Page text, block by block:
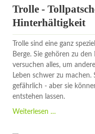
Verteidiger
des
Himmels
und
Beschützer
vor
Dämonen
Trolle -
Hinterhältigkeit
Trolle sind eine ganz
Berge. Sie gehören zu
versuchen alles, um
Leben schwer zu
gefährlich - aber sie
entstehen lassen.
Weiterlesen …Trolle